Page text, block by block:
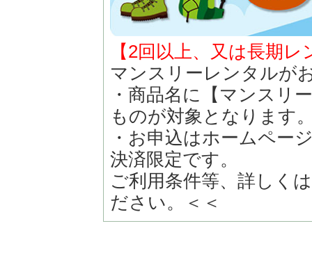
【2回以上、又は長期
マンスリーレンタルが
・商品名に【マンスリ
ものが対象となります
・お申込はホームペー
決済限定です。
ご利用条件等、詳しくは
ださい。＜＜